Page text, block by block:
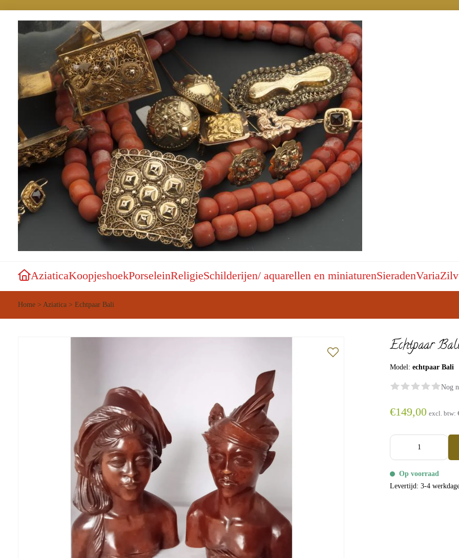
AziaticaKoopjeshoekPorseleinReligieSchilderijen/ aquarellen en miniaturenSieradenVaria
Home > Aziatica > Echtpaar Bali
Echtpaar
Model:echtpaar Bali
Nog
€149,00 excl. btw:
Op voorraad
Levertijd: 3-4